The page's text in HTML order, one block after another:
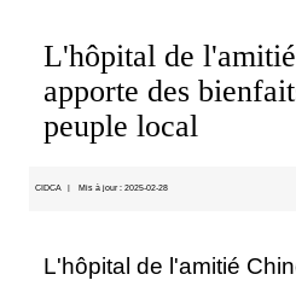
L'hôpital de
apporte des
peuple local
CIDCA | Mis à jour : 2025-02-28
L'hôpital de l'amitié